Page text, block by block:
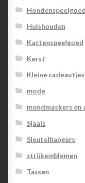
Hondenspeelgoed
Huishouden
Kattenspeelgoed
Kerst
Kleine cadeautjes
mode
mondmaskers en
Sjaals
Sleutelhangers
strijkemblemen
Tassen